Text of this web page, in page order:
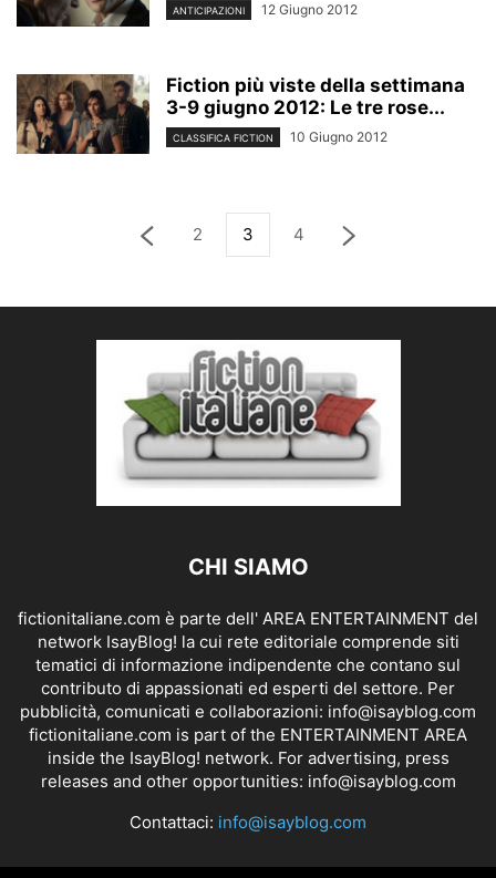
ANTICIPAZIONI 12 Giugno 2012
Fiction più viste della settimana
3-9 giugno 2012: Le tre rose...
CLASSIFICA FICTION 10 Giugno 2012
2 3 4
CHI SIAMO
fictionitaliane.com è parte dell' AREA ENTERTAINMENT del
network IsayBlog! la cui rete editoriale comprende siti
tematici di informazione indipendente che contano sul
contributo di appassionati ed esperti del settore. Per
pubblicità, comunicati e collaborazioni: info@isayblog.com
fictionitaliane.com is part of the ENTERTAINMENT AREA
inside the IsayBlog! network. For advertising, press
releases and other opportunities: info@isayblog.com
Contattaci: info@isayblog.com